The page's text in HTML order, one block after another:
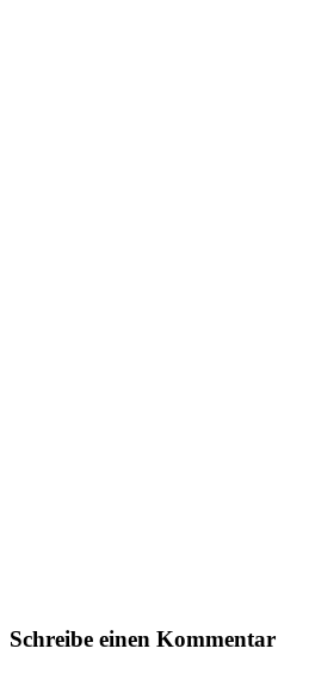
Schreibe einen Kommentar